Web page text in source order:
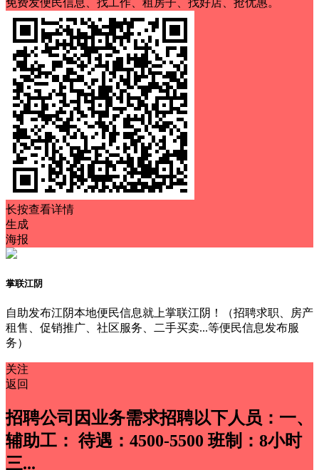
免费发便民信息、找工作、租房子、找好店、抢优惠。
长按查看详情
生成
海报
掌联江阴
自助发布江阴本地便民信息就上掌联江阴！（招聘求职、房产
租售、促销推广、社区服务、二手买卖...等便民信息发布服
务）
关注
返回
招聘公司因业务需求招聘以下人员：一、
辅助工： 待遇：4500-5500 班制：8小时
三...